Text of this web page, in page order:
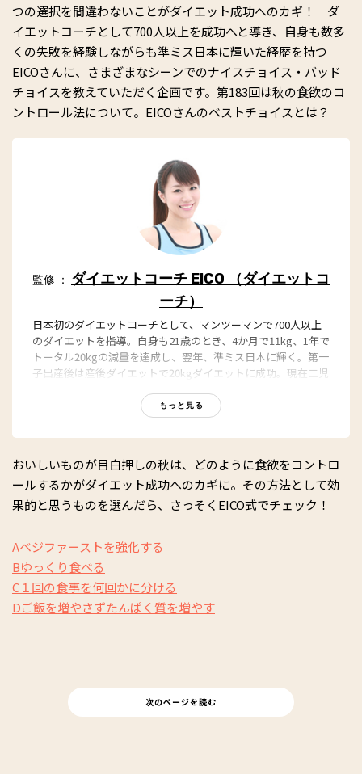
つの選択を間違わないことがダイエット成功へのカギ！ ダ
イエットコーチとして700人以上を成功へと導き、自身も数多
くの失敗を経験しながらも準ミス日本に輝いた経歴を持つ
EICOさんに、さまざまなシーンでのナイスチョイス・バッド
チョイスを教えていただく企画です。第183回は秋の食欲のコ
ントロール法について。EICOさんのベストチョイスとは？
監修 ： ダイエットコーチ EICO （ダイエットコ
ーチ）
日本初のダイエットコーチとして、マンツーマンで700人以上
のダイエットを指導。自身も21歳のとき、4か月で11kg、1年で
トータル20kgの減量を達成し、翌年、準ミス日本に輝く。第一
子出産後は産後ダイエットで20kgダイエットに成功。現在二児
なく、体力を落とさずにパワフルになれるダイエットを研究
リバウンド率ゼロをキャッチコピーに、徹底的なカウンセリン
最適なダイエット法をコーチング。特に下半身ヤセに定評があ
る。
著書に『ズボラな人ほど成功する！ママ太り解消ダイエット』
人たちが“おデブ習慣"に気づいたらみるみる10kgヤセました』
『どうしてもヤセられなかった人たちが“おデブ習慣"に気づい
たらみるみる10kgヤセましたPREMIUM』『Diet Note』『ダイ
エットコーチEICOの我慢しないヤセ習慣200』など累計65万部
突破。
もっと見る
おいしいものが目白押しの秋は、どのように食欲をコントロ
ールするかがダイエット成功へのカギに。その方法として効
果的と思うものを選んだら、さっそくEICO式でチェック！
Aベジファーストを強化する
Bゆっくり食べる
C１回の食事を何回かに分ける
Dご飯を増やさずたんぱく質を増やす
次のページを読む